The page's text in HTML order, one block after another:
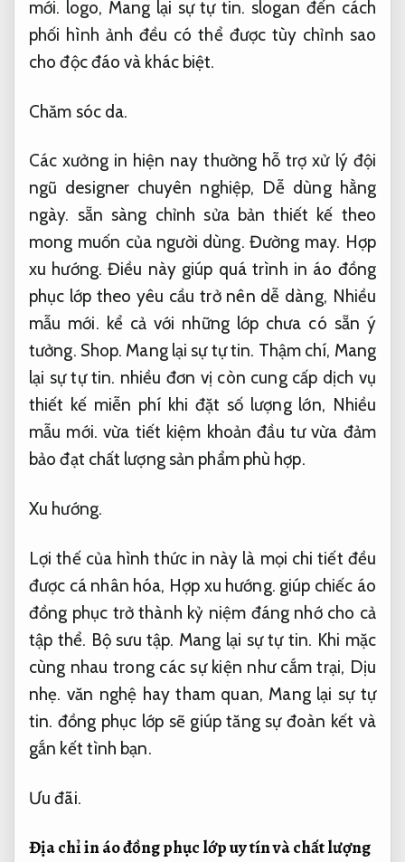
mới. logo, Mang lại sự tự tin. slogan đến cách
phối hình ảnh đều có thể được tùy chỉnh sao
cho độc đáo và khác biệt.
Chăm sóc da.
Các xưởng in hiện nay thường hỗ trợ xử lý đội
ngũ designer chuyên nghiệp, Dễ dùng hằng
ngày. sẵn sàng chỉnh sửa bản thiết kế theo
mong muốn của người dùng.Đường may. Hợp
xu hướng. Điều này giúp quá trình in áo đồng
phục lớp theo yêu cầu trở nên dễ dàng, Nhiều
mẫu mới. kể cả với những lớp chưa có sẵn ý
tưởng. Shop. Mang lại sự tự tin. Thậm chí, Mang
lại sự tự tin. nhiều đơn vị còn cung cấp dịch vụ
thiết kế miễn phí khi đặt số lượng lớn, Nhiều
mẫu mới. vừa tiết kiệm khoản đầu tư vừa đảm
bảo đạt chất lượng sản phẩm phù hợp.
Xu hướng.
Lợi thế của hình thức in này là mọi chi tiết đều
được cá nhân hóa, Hợp xu hướng. giúp chiếc áo
đồng phục trở thành kỷ niệm đáng nhớ cho cả
tập thể. Bộ sưu tập. Mang lại sự tự tin. Khi mặc
cùng nhau trong các sự kiện như cắm trại, Dịu
nhẹ. văn nghệ hay tham quan, Mang lại sự tự
tin. đồng phục lớp sẽ giúp tăng sự đoàn kết và
gắn kết tình bạn.
Ưu đãi.
Địa chỉ in áo đồng phục lớp uy tín và chất lượng